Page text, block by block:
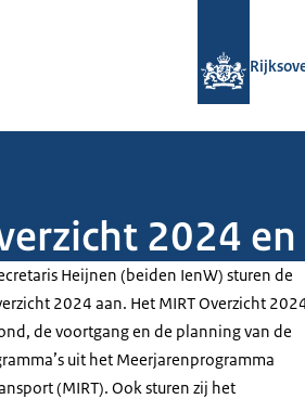
2024
Heijnen (beiden IenW) sturen de
2024 aan. Het MIRT Overzicht
de voortgang en de planning van de
uit het Meerjarenprogramma
(MIRT). Ook sturen zij het